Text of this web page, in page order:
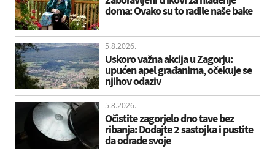
doma: Ovako su to radile naše bake
5.8.2026.
Uskoro važna akcija u Zagorju:
upućen apel građanima, očekuje se
njihov odaziv
5.8.2026.
Očistite zagorjelo dno tave bez
ribanja: Dodajte 2 sastojka i pustite
da odrade svoje